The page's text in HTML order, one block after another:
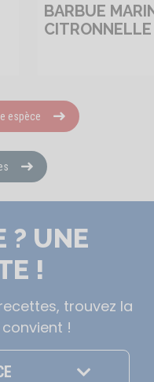
BARBUE
CITRONNELLE
espèce
? UNE
!
trouvez la
!